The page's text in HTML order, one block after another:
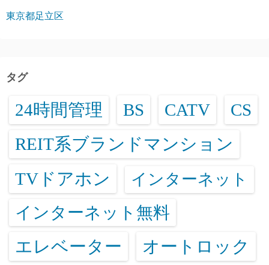
東京都足立区
タグ
24時間管理 BS CATV CS
REIT系ブランドマンション
TVドアホン インターネット
インターネット無料
エレベーター オートロック